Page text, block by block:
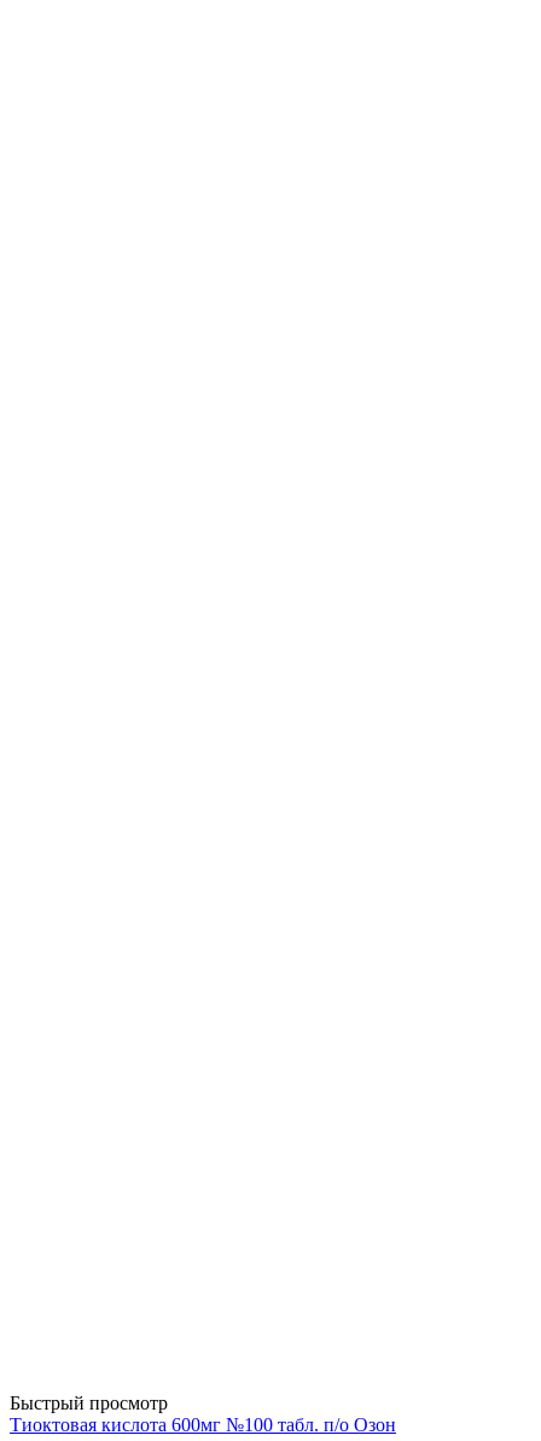
Быстрый просмотр
Тиоктовая кислота 600мг №100 табл. п/о Озон